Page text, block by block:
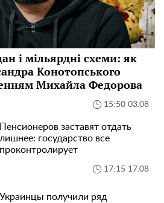
і мільярдні схеми: як
Конотопського
Михайла Федорова
15:50 03.08
Пенсионеров заставят отдать
лишнее: государство все
проконтролирует
17:15 17.08
Украинцы получили ряд